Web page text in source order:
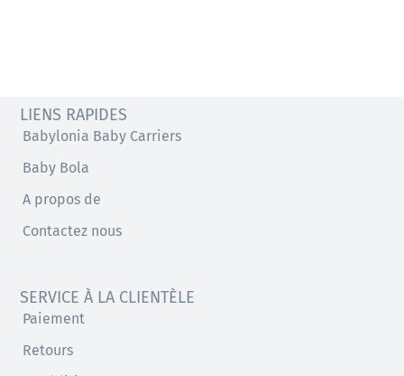
LIENS RAPIDES
Babylonia Baby Carriers
Baby Bola
A propos de
Contactez nous
SERVICE À LA CLIENTÈLE
Paiement
Retours